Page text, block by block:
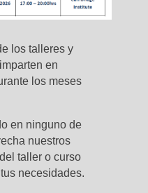
los talleres y
en
los meses
en ninguno de
nuestros
taller o curso
necesidades.